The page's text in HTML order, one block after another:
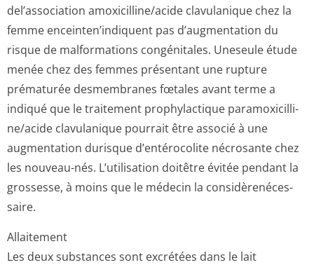
del’association amoxicilline/acide clavulanique chez la
femme enceinten’indiquent pas d’augmentation du
risque de malformations congénitales. Uneseule étude
menée chez des femmes présentant une rupture
prématurée desmembranes fœtales avant terme a
indiqué que le traitement prophylactique paramoxicilli­
ne/acide clavulanique pourrait être associé à une
augmentation durisque d’entérocolite nécrosante chez
les nouveau-nés. L’utilisation doitêtre évitée pendant la
grossesse, à moins que le médecin la considèrenéces­
saire.
Allaitement
Les deux substances sont excrétées dans le lait